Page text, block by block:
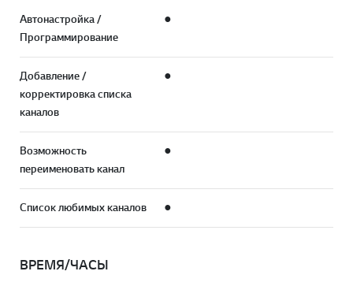
Автонастройка /
Программирование
●
Добавление /
корректировка списка
каналов
●
Возможность
переименовать канал
●
Список любимых каналов ●
ВРЕМЯ/ЧАСЫ